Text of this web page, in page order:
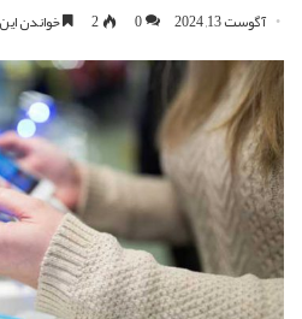
آگوست 13, 2024 0
2 خواندن این مطلب 4